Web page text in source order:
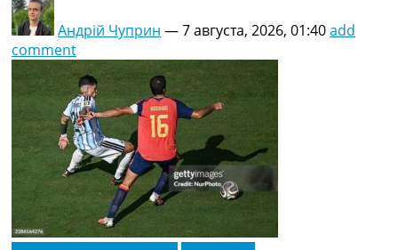
Андрій Чуприн —7 августа, 2026, 01:40add
comment